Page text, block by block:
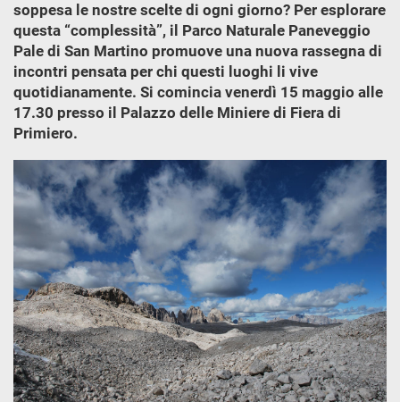
soppesa le nostre scelte di ogni giorno? Per esplorare
questa “complessità”, il Parco Naturale Paneveggio
Pale di San Martino promuove una nuova rassegna di
incontri pensata per chi questi luoghi li vive
quotidianamente. Si comincia venerdì 15 maggio alle
17.30 presso il Palazzo delle Miniere di Fiera di
Primiero.